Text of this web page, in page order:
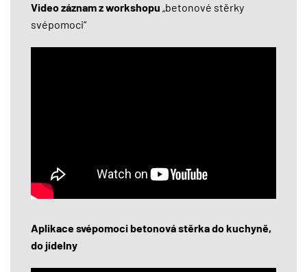
Video záznam z workshopu „betonové stěrky
svépomoci“
Aplikace svépomoci betonová stěrka do kuchyně,
do jídelny